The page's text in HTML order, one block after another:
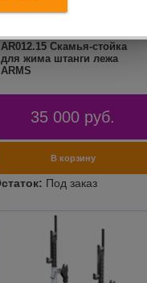
AR012.15 Скамья-стойка
для жима штанги лежа
ARMS
35 000 руб.